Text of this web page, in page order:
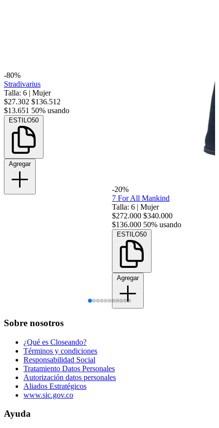
-80%
Stradivarius
Talla: 6 | Mujer
$27.302 $136.512
$13.651 50% usando
ESTILO50
Agregar
-20%
7 For All Mankind
Talla: 6 | Mujer
$272.000 $340.000
$136.000 50% usando
ESTILO50
Agregar
Sobre nosotros
¿Qué es Closeando?
Términos y condiciones
Responsabilidad Social
Tratamiento Datos Personales
Autorización datos personales
Aliados Estratégicos
www.sic.gov.co
Ayuda